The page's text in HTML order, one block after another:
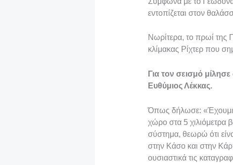
k
r
e
I
ρ
σ
ε
τ
ε
εντοπίζεται στον
Νωρίτερα, το πρωί της
κλίμακας Ρίχτερ που
Για τον σεισμό
Ευθύμιος Λέκκας.
Όπως δήλωσε: «Έχουμε
χώρο στα 5 χιλιόμετρα
σύστημα, θεωρώ ότι
στην Κάσο και στην
ουσιαστικά τις